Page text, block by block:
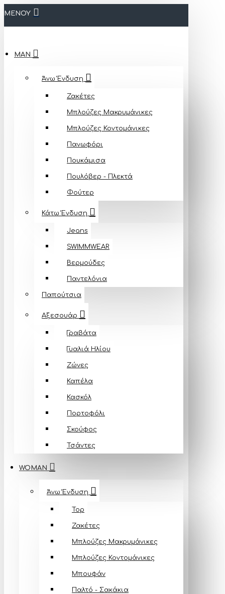
ΜΕΝΟΥ
MAN
Άνω Ένδυση
Ζακέτες
Μπλούζες Mακρυμάνικες
Μπλούζες Κοντομάνικες
Πανωφόρι
Πουκάμισα
Πουλόβερ - Πλεκτά
Φούτερ
Κάτω Ένδυση
Jeans
SWIMMWEAR
Βερμούδες
Παντελόνια
Παπούτσια
Αξεσουάρ
Γραβάτα
Γυαλιά Ηλίου
Ζώνες
Καπέλα
Κασκόλ
Πορτοφόλι
Σκούφος
Τσάντες
WOMAN
Άνω Ένδυση
Top
Ζακέτες
Μπλούζες Mακρυμάνικες
Μπλούζες Κοντομάνικες
Μπουφάν
Παλτό - Σακάκια